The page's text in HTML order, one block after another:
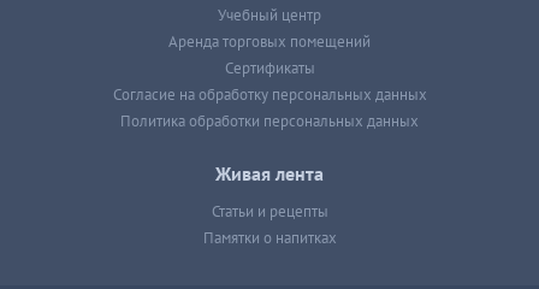
Учебный центр
Аренда торговых помещений
Сертификаты
Согласие на обработку персональных данных
Политика обработки персональных данных
Живая лента
Статьи и рецепты
Памятки о напитках